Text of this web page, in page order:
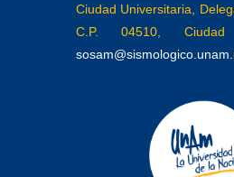
Ciudad Universitaria,
C.P. 04510,